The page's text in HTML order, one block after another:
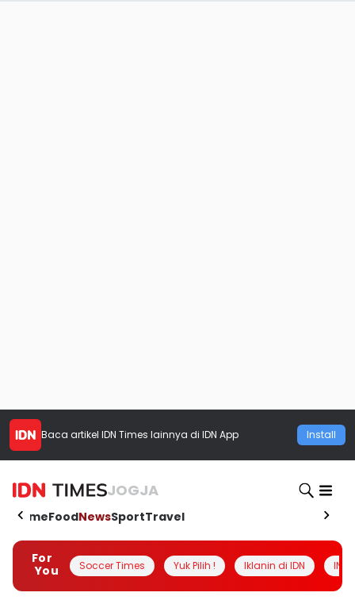
Baca artikel IDN Times lainnya di IDN App Install
JOGJA
HomeFoodNewsSportTravel
For
You
Soccer Times Yuk Pilih ! Iklanin di IDN